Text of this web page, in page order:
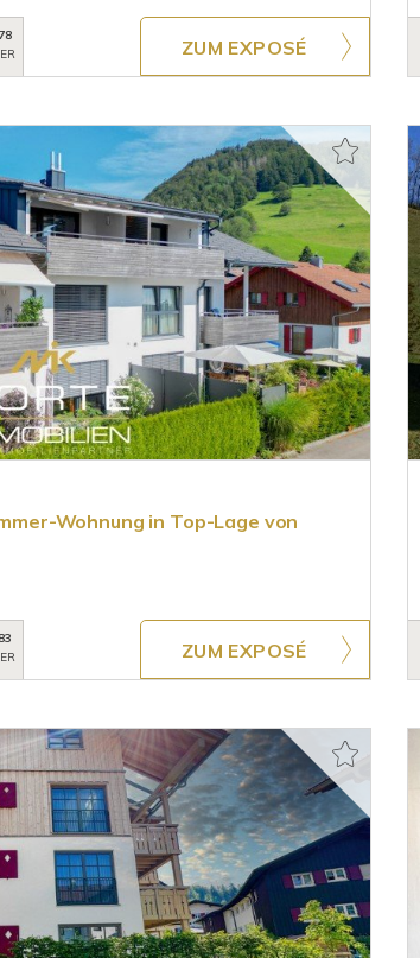
ZUM EXPOSÉ
Wohnung in Top-Lage von
ZUM EXPOSÉ